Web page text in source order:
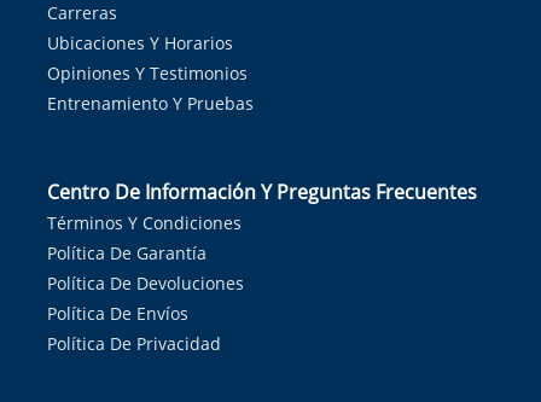
Carreras
Ubicaciones Y Horarios
Opiniones Y Testimonios
Entrenamiento Y Pruebas
Centro De Información Y Preguntas Frecuentes
Términos Y Condiciones
Política De Garantía
Política De Devoluciones
Política De Envíos
Política De Privacidad